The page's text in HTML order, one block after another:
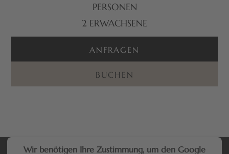
PERSONEN
2 ERWACHSENE
BUCHEN
ANFRAGEN
Wir benötigen Ihre Zustimmung, um den Google